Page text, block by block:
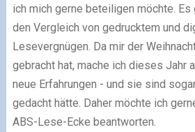
ich mich gerne beteiligen möchte. Es
den Vergleich von gedrucktem und
Lesevergnügen. Da mir der
gebracht hat, mache ich dieses Jahr
neue Erfahrungen - und sie sind
gedacht hätte. Daher möchte ich
ABS-Lese-Ecke beantworten.